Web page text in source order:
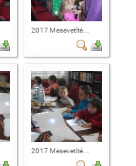
2017 Mesevetíté...
2017 Mesevetíté...